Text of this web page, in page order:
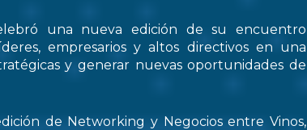
una nueva edición de su encuentro
empresarios y altos directivos en una
y generar nuevas oportunidades de
de Networking y Negocios entre Vinos,